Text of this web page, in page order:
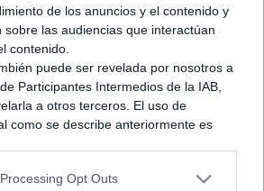
de los anuncios y el contenido y
las audiencias que interactúan
contenido.
puede ser revelada por nosotros a
Participantes Intermedios de la IAB,
a otros terceros. El uso de
como se describe anteriormente es
relevante para nuestra audiencia.
Opt Outs
a la beta cerrada de The